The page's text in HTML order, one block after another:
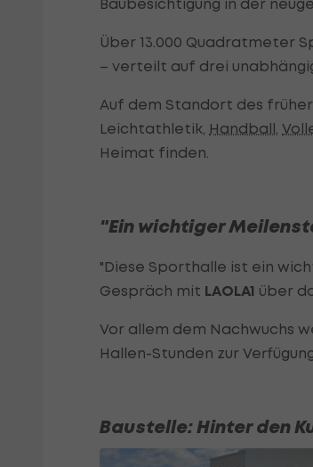
Baubesichtigung in der
Über 13.000 Quadratmeter
– verteilt auf drei
Auf dem Standort des
Leichtathletik, Handball,
Heimat finden.
"Ein wichtiger
"Diese Sporthalle ist ein
Gespräch mit LAOLA1 über
Vor allem dem Nachwuchs
Hallen-Stunden zur
Baustelle: Hinter den